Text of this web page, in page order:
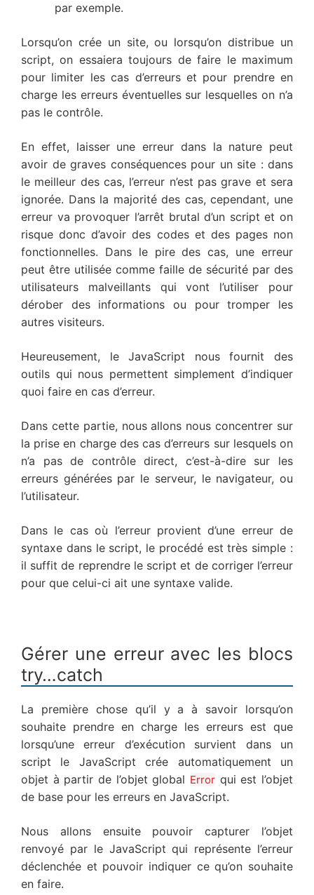
par exemple.
Lorsqu’on crée un site, ou lorsqu’on distribue un
script, on essaiera toujours de faire le maximum
pour limiter les cas d’erreurs et pour prendre en
charge les erreurs éventuelles sur lesquelles on n’a
pas le contrôle.
En effet, laisser une erreur dans la nature peut
avoir de graves conséquences pour un site : dans
le meilleur des cas, l’erreur n’est pas grave et sera
ignorée. Dans la majorité des cas, cependant, une
erreur va provoquer l’arrêt brutal d’un script et on
risque donc d’avoir des codes et des pages non
fonctionnelles. Dans le pire des cas, une erreur
peut être utilisée comme faille de sécurité par des
utilisateurs malveillants qui vont l’utiliser pour
dérober des informations ou pour tromper les
autres visiteurs.
Heureusement, le JavaScript nous fournit des
outils qui nous permettent simplement d’indiquer
quoi faire en cas d’erreur.
Dans cette partie, nous allons nous concentrer sur
la prise en charge des cas d’erreurs sur lesquels on
n’a pas de contrôle direct, c’est-à-dire sur les
erreurs générées par le serveur, le navigateur, ou
l’utilisateur.
Dans le cas où l’erreur provient d’une erreur de
syntaxe dans le script, le procédé est très simple :
il suffit de reprendre le script et de corriger l’erreur
pour que celui-ci ait une syntaxe valide.
Gérer une erreur avec les blocs
try…catch
La première chose qu’il y a à savoir lorsqu’on
souhaite prendre en charge les erreurs est que
lorsqu’une erreur d’exécution survient dans un
script le JavaScript crée automatiquement un
objet à partir de l’objet global Error qui est l’objet
de base pour les erreurs en JavaScript.
Nous allons ensuite pouvoir capturer l’objet
renvoyé par le JavaScript qui représente l’erreur
déclenchée et pouvoir indiquer ce qu’on souhaite
en faire.